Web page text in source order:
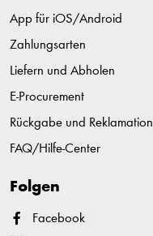
App für iOS/Android
Zahlungsarten
Liefern und Abholen
E-Procurement
Rückgabe und Reklamation
FAQ/Hilfe-Center
Folgen
Facebook